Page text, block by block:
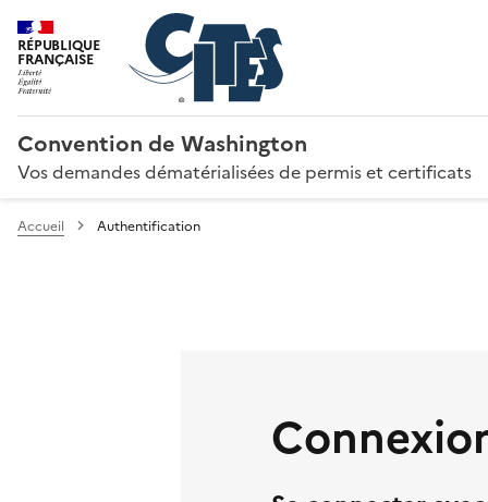
RÉPUBLIQUE
FRANÇAISE
Convention de Washington
Vos demandes dématérialisées de permis et certificats
Accueil Authentification